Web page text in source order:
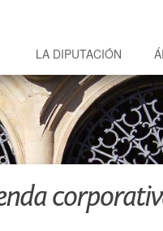
LA DIPUTACIÓN